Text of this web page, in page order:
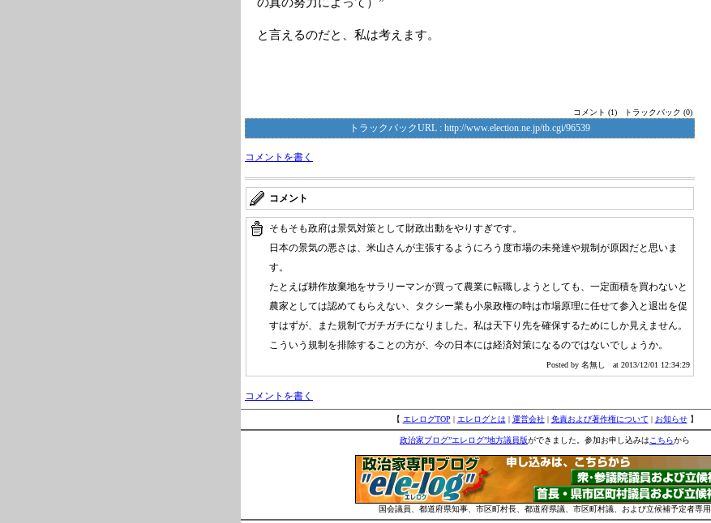
と言えるのだと、私は考えます。
コメント (1) トラックバック (0)
トラックバックURL : http://www.election.ne.jp/tb.cgi/96539
コメントを書く
コメント
そもそも政府は景気対策として財政出動をやりすぎです。
日本の景気の悪さは、米山さんが主張するようにろう度市場の未発達や規制が原因だと思いま
す。
たとえば耕作放棄地をサラリーマンが買って農業に転職しようとしても、一定面積を買わないと
農家としては認めてもらえない、タクシー業も小泉政権の時は市場原理に任せて参入と退出を促
すはずが、また規制でガチガチになりました。私は天下り先を確保するためにしか見えません。
こういう規制を排除することの方が、今の日本には経済対策になるのではないでしょうか。
Posted by 名無し at 2013/12/01 12:34:29
コメントを書く
【 エレログTOP | エレログとは | 運営会社| 免責および著作権について | お知らせ】
政治家ブログ”エレログ”地方議員版ができました。参加お申し込みは こちらから
国会議員、都道府県知事、市区町村長、都道府県議、市区町村議、および立候補予定者専用